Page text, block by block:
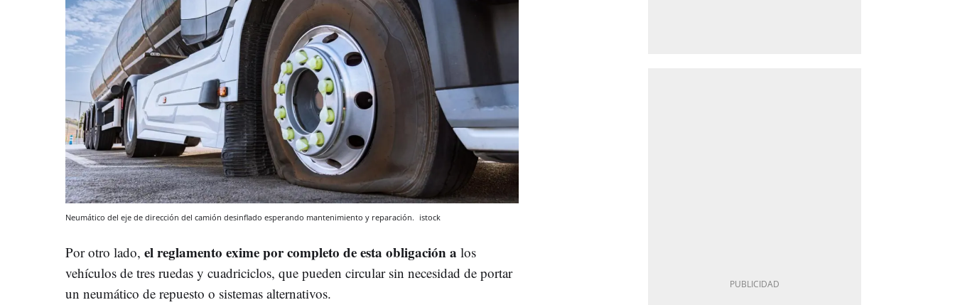
Neumático del eje de dirección del camión desinflado esperando mantenimiento y reparación. istock
Por otro lado, el reglamento exime por completo de esta obligación a los
vehículos de tres ruedas y cuadriciclos, que pueden circular sin necesidad de portar
un neumático de repuesto o sistemas alternativos.